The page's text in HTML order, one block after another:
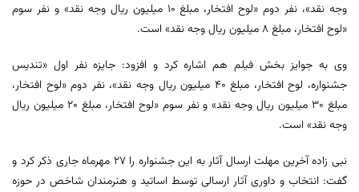
وجه نقد»، نفر دوم «لوح افتخار، مبلغ ١٠ میلیون ریال وجه نقد» و نفر سوم
«لوح افتخار، مبلغ ٨ میلیون ریال وجه نقد» است.
وی به جوایز بخش فیلم هم اشاره کرد و افزود: جایزه نفر اول «تندیس
جشنواره، لوح افتخار، مبلغ ٤٠ میلیون ریال وجه نقد»، نفر دوم «لوح افتخار،
مبلغ ٣٠ میلیون ریال وجه نقد» و نفر سوم «لوح افتخار، مبلغ ٢٠ میلیون ریال
وجه نقد» است.
نبی زاده آخرین مهلت ارسال آثار به این جشنواره را ٢٧ مهرماه جاری ذکر کرد و
گفت: انتخاب و داوری آثار ارسالی توسط اساتید و هنرمندان شاخص در حوزه